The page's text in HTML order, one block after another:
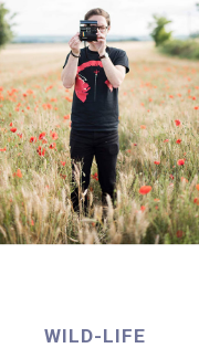
WILD-LIFE